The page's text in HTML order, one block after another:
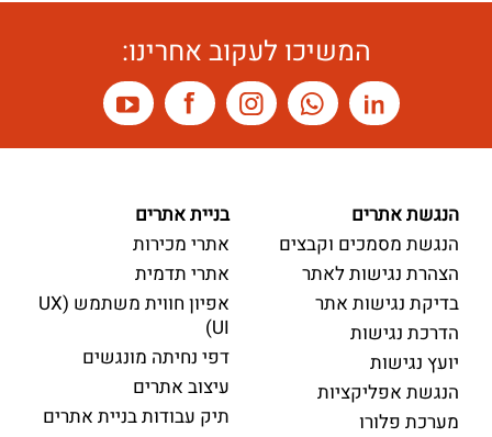
המשיכו לעקוב אחרינו:
הנגשת אתרים
הנגשת מסמכים וקבצים
הצהרת נגישות לאתר
בדיקת נגישות אתר
הדרכת נגישות
יועץ נגישות
הנגשת אפליקציות
מערכת פלורו
בניית אתרים
אתרי מכירות
אתרי תדמית
אפיון חווית משתמש (UX
UI)
דפי נחיתה מונגשים
עיצוב אתרים
תיק עבודות בניית אתרים